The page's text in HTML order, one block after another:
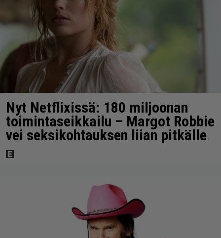
Nyt Netflixissä: 180 miljoonan
toimintaseikkailu – Margot Robbie
vei seksikohtauksen liian pitkälle